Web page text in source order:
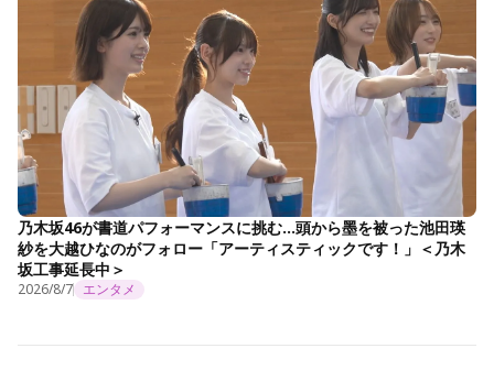
乃木坂46が書道パフォーマンスに挑む…頭から墨を被った池田瑛
紗を大越ひなのがフォロー「アーティスティックです！」＜乃木
坂工事延長中＞
2026/8/7 エンタメ